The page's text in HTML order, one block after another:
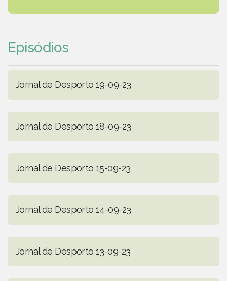
Episódios
Jornal de Desporto 19-09-23
Jornal de Desporto 18-09-23
Jornal de Desporto 15-09-23
Jornal de Desporto 14-09-23
Jornal de Desporto 13-09-23